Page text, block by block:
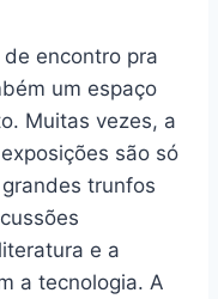
encontro pra
um espaço
Muitas vezes, a
são só
trunfos
e a
a tecnologia. A